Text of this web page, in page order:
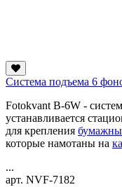
Система подъема 6
Fotokvant B-6W -
устанавливается
для крепления
которые намотаны на
...
арт. NVF-7182